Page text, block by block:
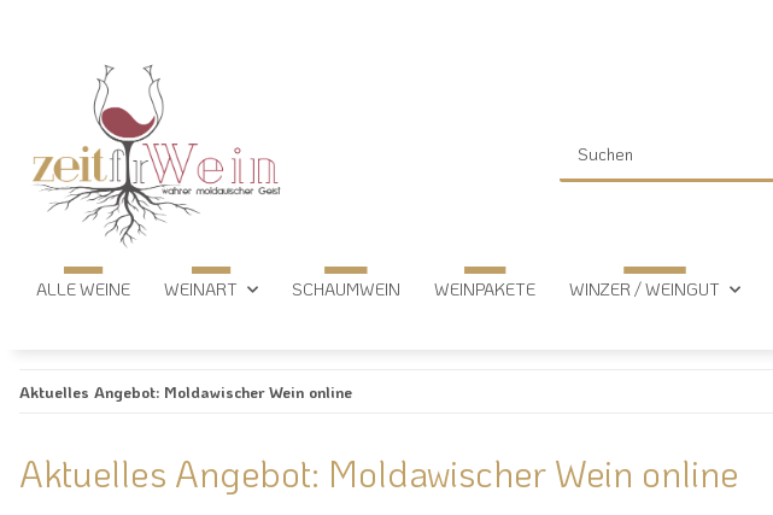
ALLE WEINE WEINART SCHAUMWEIN WEINPAKETE WINZER / WEINGUT
Aktuelles Angebot: Moldawischer Wein online
Aktuelles Angebot: Moldawischer Wein online